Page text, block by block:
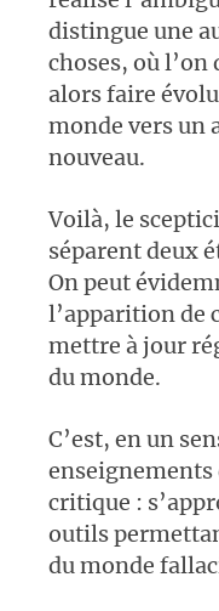
distingue une
choses, où
alors faire
monde vers un
nouveau.
Voilà, le
séparent deux
On peut
l’apparition de
mettre à jour
du monde.
C’est, en un
enseignements
critique :
outils
du monde